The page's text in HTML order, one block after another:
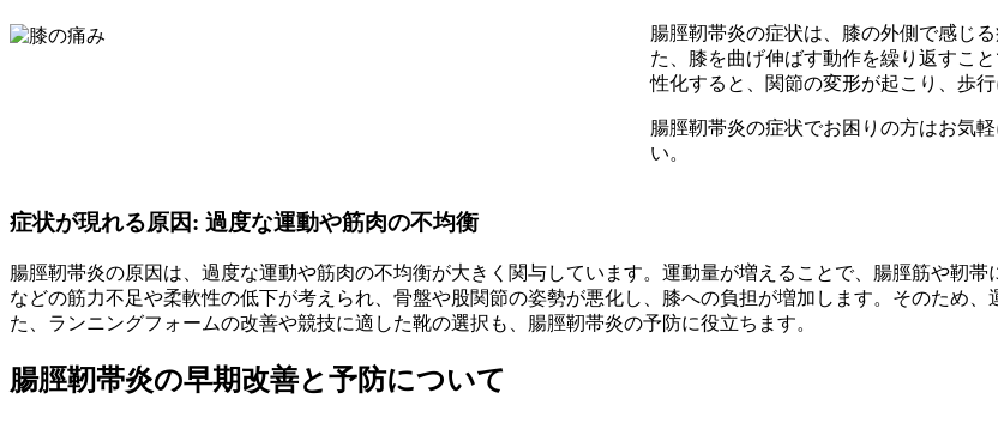
腸脛靭帯炎の症状は、膝の外側で感じ
た、膝を曲げ伸ばす動作を繰り返すこ
性化すると、関節の変形が起こり、歩
腸脛靭帯炎の症状でお困りの方はお気軽
い。
症状が現れる原因: 過度な運動や筋肉の不均衡
腸脛靭帯炎の原因は、過度な運動や筋肉の不均衡が大きく関与しています。運動量が増えることで、腸脛筋や靭
などの筋力不足や柔軟性の低下が考えられ、骨盤や股関節の姿勢が悪化し、膝への負担が増加します。そのため
た、ランニングフォームの改善や競技に適した靴の選択も、腸脛靭帯炎の予防に役立ちます。
腸脛靭帯炎の早期改善と予防について